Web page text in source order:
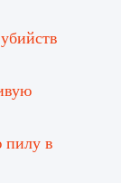
в